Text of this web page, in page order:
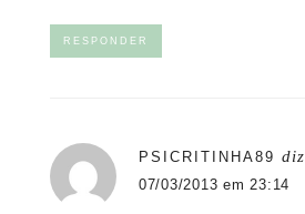
RESPONDER
PSICRITINHA89 diz
07/03/2013 em 23:14